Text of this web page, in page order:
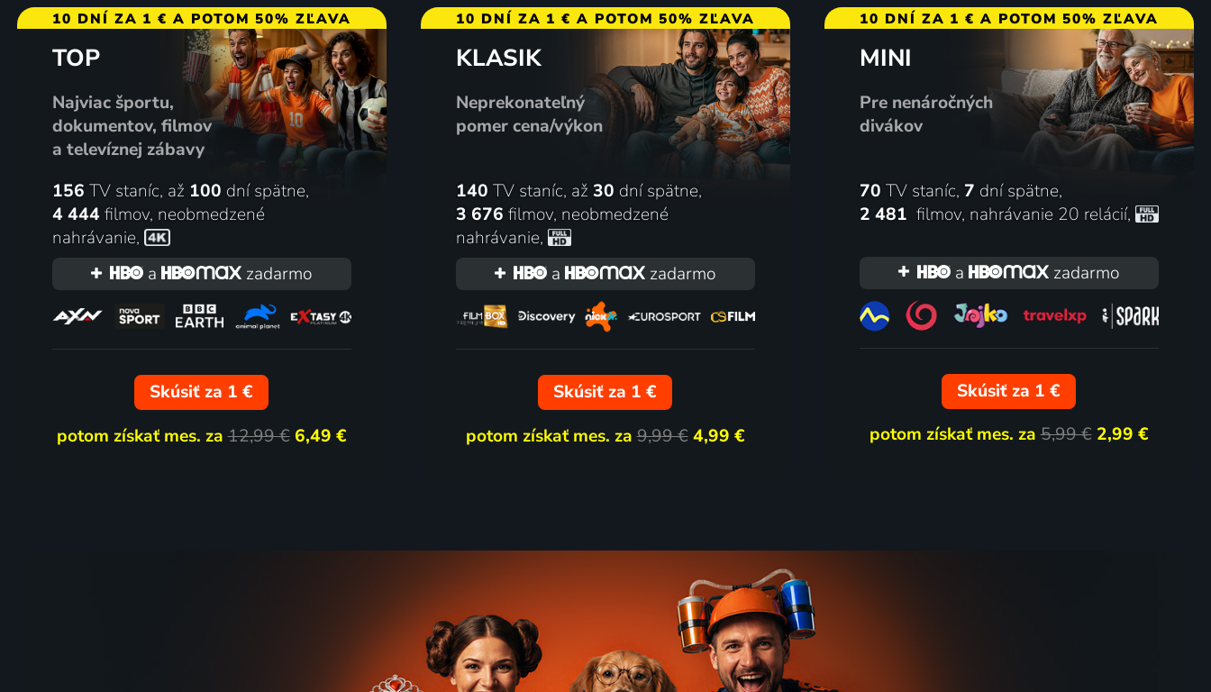
10 DNÍ ZA 1 € A POTOM 50% ZĽAVA
TOP
Najviac športu,
dokumentov, filmov
a televíznej zábavy
156 TV staníc, až 100 dní spätne,
4 444 filmov, neobmedzené
nahrávanie,
a
zadarmo
Skúsiť za 1 €
potom získať mes. za12,99 € 6,49 €
10 DNÍ ZA 1 € A POTOM 50% ZĽAVA
KLASIK
Neprekonateľný
pomer cena/výkon
140 TV staníc, až 30 dní spätne,
3 676 filmov, neobmedzené
nahrávanie,
a
zadarmo
Skúsiť za 1 €
potom získať mes. za9,99 € 4,99 €
10 DNÍ ZA 1 € A POTOM 50% ZĽAVA
MINI
Pre nenáročných
divákov
70 TV staníc, 7 dní spätne,
2 481 filmov, nahrávanie 20 relácií,
a zadarmo
Skúsiť za 1 €
potom získať mes. za5,99 € 2,99 €